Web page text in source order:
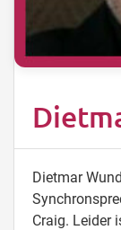
Dietmar
Craig. Leider